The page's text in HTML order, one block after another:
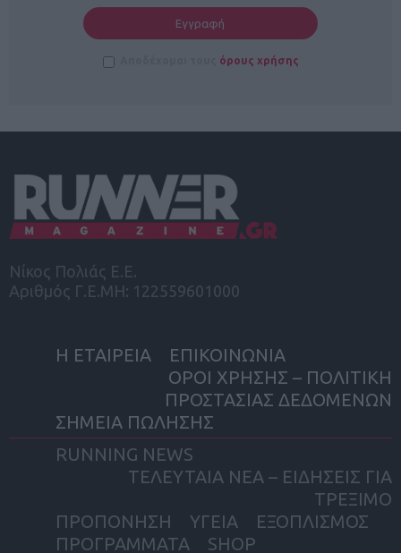
όρους χρήσης
Νίκος Πολιάς Ε.Ε.
Αριθμός Γ.Ε.ΜΗ: 122559601000
Η ΕΤΑΙΡΕΙΑ
ΕΠΙΚΟΙΝΩΝΙΑ
ΟΡΟΙ ΧΡΗΣΗΣ – ΠΟΛΙΤΙΚΗ
ΠΡΟΣΤΑΣΙΑΣ ΔΕΔΟΜΕΝΩΝ
ΣΗΜΕΙΑ ΠΩΛΗΣΗΣ
RUNNING NEWS
ΤΕΛΕΥΤΑΙΑ ΝΕΑ – ΕΙΔΗΣΕΙΣ ΓΙΑ
ΤΡΕΞΙΜΟ
ΠΡΟΠΟΝΗΣΗ
ΥΓΕΙΑ
ΕΞΟΠΛΙΣΜΟΣ
ΠΡΟΓΡΑΜΜΑΤΑ
SHOP